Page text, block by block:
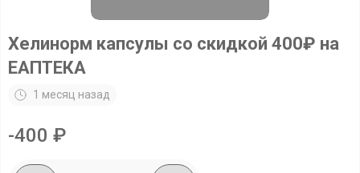
Хелинорм капсулы со скидкой 400₽ на
ЕАПТЕКА
1 месяц назад
-400 ₽